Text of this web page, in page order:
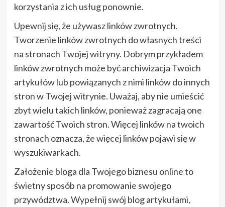
korzystania z ich usług ponownie.
Upewnij się, że używasz linków zwrotnych.
Tworzenie linków zwrotnych do własnych treści
na stronach Twojej witryny. Dobrym przykładem
linków zwrotnych może być archiwizacja Twoich
artykułów lub powiązanych z nimi linków do innych
stron w Twojej witrynie. Uważaj, aby nie umieścić
zbyt wielu takich linków, ponieważ zagracają one
zawartość Twoich stron. Więcej linków na twoich
stronach oznacza, że więcej linków pojawi się w
wyszukiwarkach.
Założenie bloga dla Twojego biznesu online to
świetny sposób na promowanie swojego
przywództwa. Wypełnij swój blog artykułami,